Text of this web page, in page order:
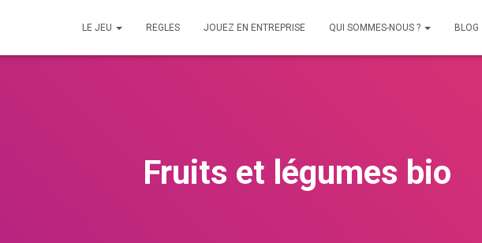
LE JEU REGLES JOUEZ EN ENTREPRISE QUI SOMMES-NOUS ? BLOG
Fruits et légumes bio